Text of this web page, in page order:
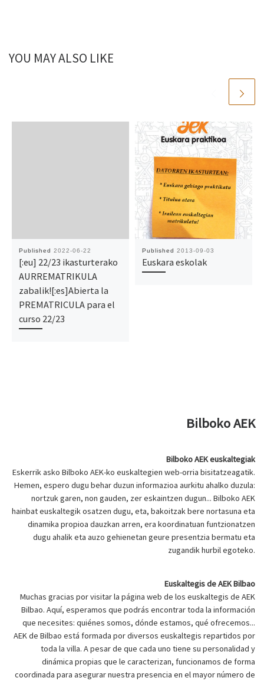
YOU MAY ALSO LIKE
Published 2022-06-22
[:eu] 22/23 ikasturterako
AURREMATRIKULA
zabalik![:es]Abierta la
PREMATRICULA para el
curso 22/23
Published 2013-09-03
Euskara eskolak
Bilboko AEK
Bilboko AEK euskaltegiak
Eskerrik asko Bilboko AEK-ko euskaltegien web-orria bisitatzeagatik.
Hemen, espero dugu behar duzun informazioa aurkitu ahalko duzula:
nortzuk garen, non gauden, zer eskaintzen dugun... Bilboko AEK
hainbat euskaltegik osatzen dugu, eta, bakoitzak bere nortasuna eta
dinamika propioa dauzkan arren, era koordinatuan funtzionatzen
dugu ahalik eta auzo gehienetan geure presentzia bermatu eta
zugandik hurbil egoteko.
Euskaltegis de AEK Bilbao
Muchas gracias por visitar la página web de los euskaltegis de AEK
Bilbao. Aquí, esperamos que podrás encontrar toda la información
que necesites: quiénes somos, dónde estamos, qué ofrecemos...
AEK de Bilbao está formada por diversos euskaltegis repartidos por
toda la villa. A pesar de que cada uno tiene su personalidad y
dinámica propias que le caracterizan, funcionamos de forma
coordinada para asegurar nuestra presencia en el mayor número de